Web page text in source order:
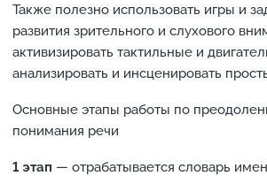
Также полезно использовать игры и
развития зрительного и слухового
активизировать тактильные и
анализировать и инсценировать
Основные этапы работы по
понимания речи
1 этап — отрабатывается словарь имен